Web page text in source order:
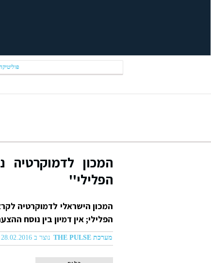
המכון
הפלילי''
המכון הישראלי לדמוקרטיה
הפלילי; אין דמיון בין נוסח
מערכת THE PULSE נוצר ב 28.02.2016 05:02